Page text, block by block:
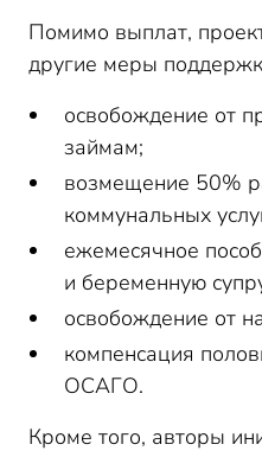
Помимо выплат,
другие меры
освобождение от
займам;
возмещение 50%
коммунальных
ежемесячное
и беременную
освобождение от
компенсация
ОСАГО.
Кроме того, авторы